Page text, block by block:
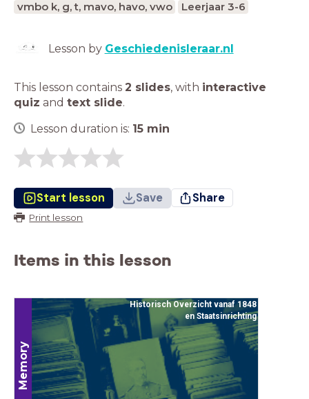
vmbo k, g, t, mavo, havo, vwo
Leerjaar 3-6
Lesson by Geschiedenisleraar.nl
This lesson contains 2 slides, with interactive
quiz and text slide.
Lesson duration is: 15 min
Start lesson Save Share
Print lesson
Items in this lesson
Memory
Historisch Overzicht vanaf 1848
en Staatsinrichting